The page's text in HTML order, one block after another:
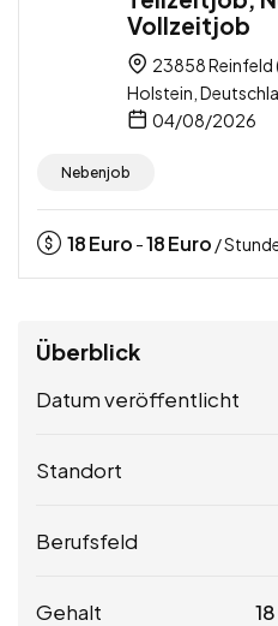
Vollzeitjob
23858 Reinfeld
Holstein,
04/08/2026
Nebenjob
18Euro -18Euro /
Überblick
Datum veröffentlicht
Standort
Berufsfeld
Gehalt 18